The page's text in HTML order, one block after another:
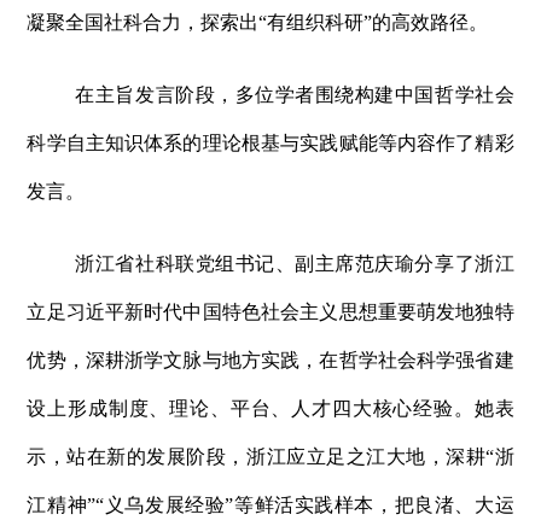
凝聚全国社科合力，探索出“有组织科研”的高效路径。
在主旨发言阶段，多位学者围绕构建中国哲学社会
科学自主知识体系的理论根基与实践赋能等内容作了精彩
发言。
浙江省社科联党组书记、副主席范庆瑜分享了浙江
立足习近平新时代中国特色社会主义思想重要萌发地独特
优势，深耕浙学文脉与地方实践，在哲学社会科学强省建
设上形成制度、理论、平台、人才四大核心经验。她表
示，站在新的发展阶段，浙江应立足之江大地，深耕“浙
江精神”“义乌发展经验”等鲜活实践样本，把良渚、大运